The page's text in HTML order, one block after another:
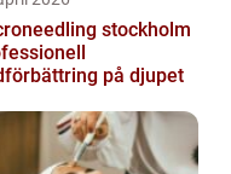
stockholm
på djupet